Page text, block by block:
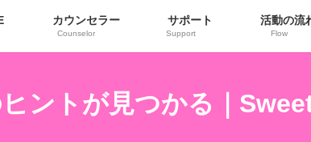
カウンセラー
Counselor
サポート
Support
活動の流
Flow
ントが見つかる｜